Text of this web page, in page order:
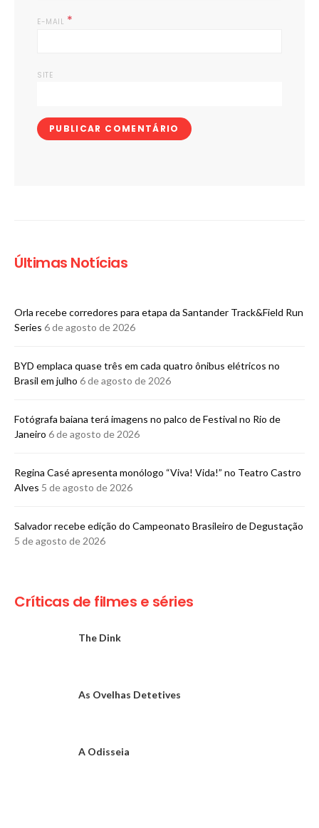
E-MAIL *
SITE
Últimas Notícias
Orla recebe corredores para etapa da Santander Track&Field Run
Series 6 de agosto de 2026
BYD emplaca quase três em cada quatro ônibus elétricos no
Brasil em julho 6 de agosto de 2026
Fotógrafa baiana terá imagens no palco de Festival no Rio de
Janeiro 6 de agosto de 2026
Regina Casé apresenta monólogo “Viva! Vida!” no Teatro Castro
Alves 5 de agosto de 2026
​Salvador recebe edição do Campeonato Brasileiro de Degustação
5 de agosto de 2026
Críticas de filmes e séries
The Dink
As Ovelhas Detetives
A Odisseia